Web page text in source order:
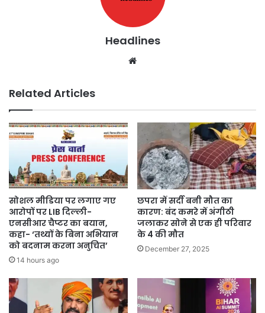
Headlines
Related Articles
सोशल मीडिया पर लगाए गए
आरोपों पर LIB दिल्ली-
एनसीआर चैप्टर का बयान,
कहा- ‘तथ्यों के बिना अभियान
को बदनाम करना अनुचित’
14 hours ago
छपरा में सर्दी बनी मौत का
कारण: बंद कमरे में अंगीठी
जलाकर सोने से एक ही परिवार
के 4 की मौत
December 27, 2025